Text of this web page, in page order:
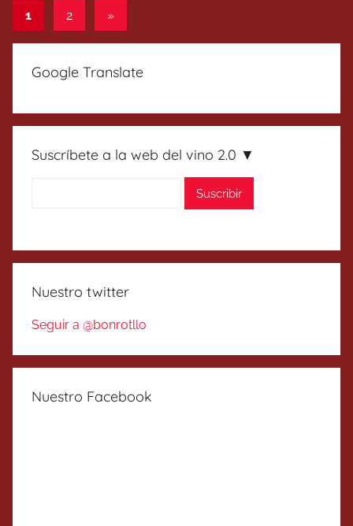
Paginación
de
entradas
1 2
Entradas
»
Google Translate
Suscríbete a la web del vino 2.0 ▼
Nuestro twitter
Seguir a @bonrotllo
Nuestro Facebook